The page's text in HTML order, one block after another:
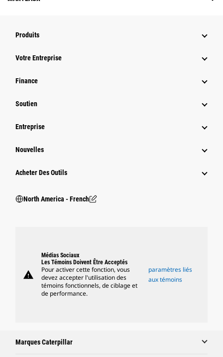
Produits
Votre Entreprise
Finance
Soutien
Entreprise
Nouvelles
Acheter Des Outils
North America - French
warning
Médias Sociaux
Les Témoins Doivent Être Acceptés
Pour activer cette fonction, vous
devez accepter l'utilisation des
témoins fonctionnels, de ciblage et
de performance.
paramètres liés
aux témoins
Marques Caterpillar